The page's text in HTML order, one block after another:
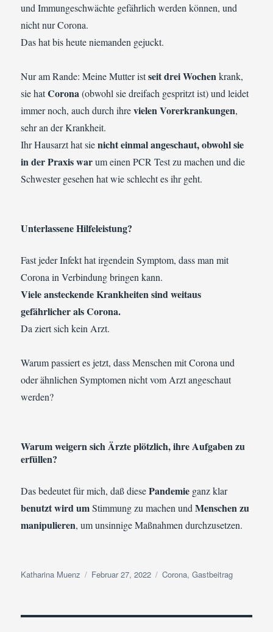
und Immungeschwächte gefährlich werden können, und
nicht nur Corona.
Das hat bis heute niemanden gejuckt.
Nur am Rande: Meine Mutter istseit drei Wochen krank,
sie hatCorona (obwohl sie dreifach gespritzt ist) und leidet
immer noch, auch durch ihrevielen Vorerkrankungen,
sehr an der Krankheit.
Ihr Hausarzt hat sienicht einmal angeschaut, obwohl sie
in der Praxis warum einen PCR Test zu machen und die
Schwester gesehen hat wie schlecht es ihr geht.
Unterlassene Hilfeleistung?
Fast jeder Infekt hat irgendein Symptom, dass man mit
Corona in Verbindung bringen kann.
Viele ansteckende Krankheiten sind weitaus
gefährlicher als Corona.
Da ziert sich kein Arzt.
Warum passiert es jetzt, dass Menschen mit Corona und
oder ähnlichen Symptomen nicht vom Arzt angeschaut
werden?
Warum weigern sich Ärzte plötzlich, ihre Aufgaben zu
erfüllen?
Das bedeutet für mich, daß diesePandemie ganz klar
benutzt wird umStimmung zu machen undMenschen zu
manipulieren, um unsinnige Maßnahmen durchzusetzen.
Autor
Katharina Muenz
Veröffentlicht
Februar 27, 2022 Kategorien
Corona,Gastbeitrag